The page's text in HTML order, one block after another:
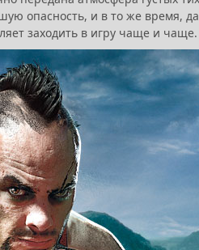
опасность, и в то же время,
заходить в игру чаще и чаще.